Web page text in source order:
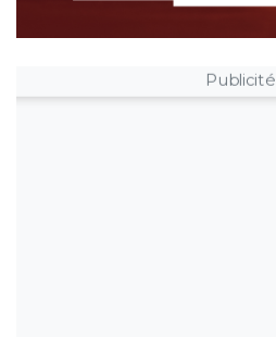
Publicité